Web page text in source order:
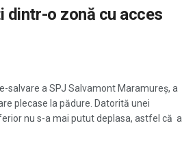
dintr-o zonă cu acces
salvare a SPJ Salvamont Maramureș, a
plecase la pădure. Datorită unei
nu s-a mai putut deplasa, astfel că a